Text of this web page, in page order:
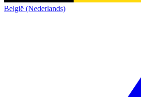
België (Nederlands)